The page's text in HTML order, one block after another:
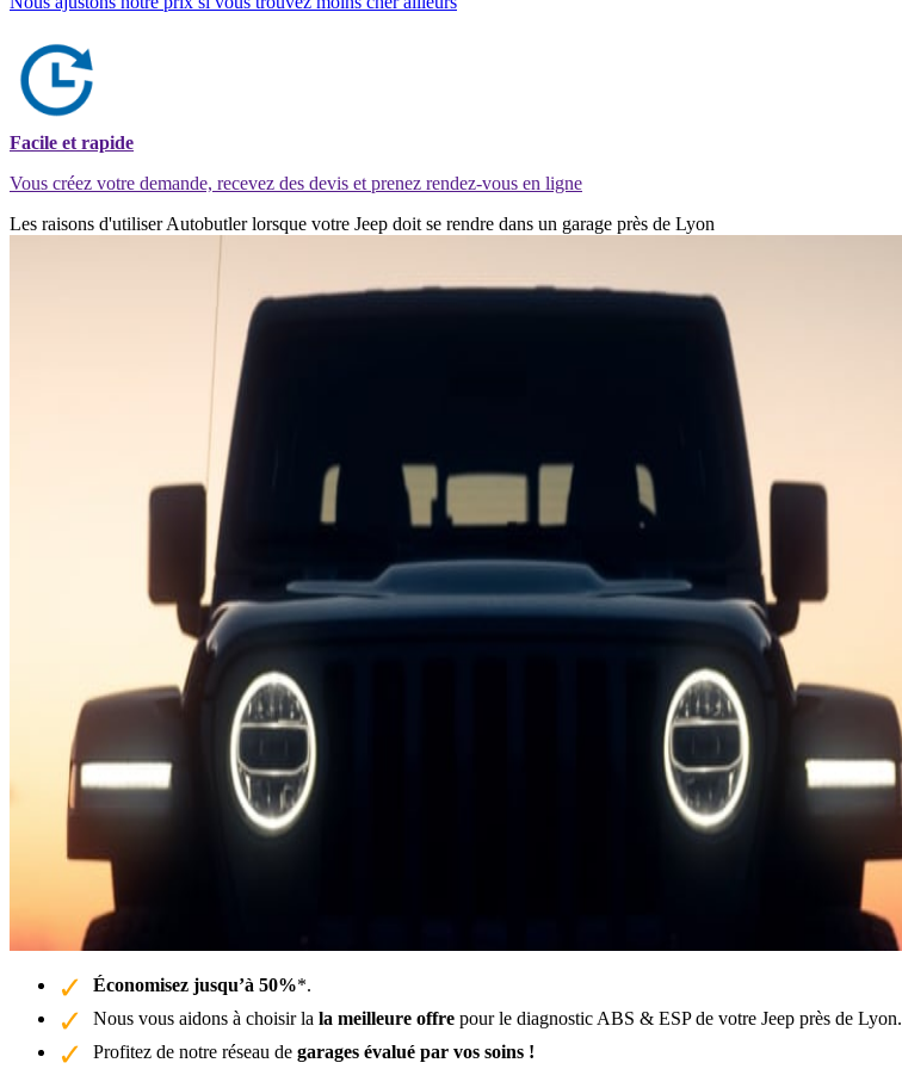
Facile et rapide
Vous créez votre demande, recevez des devis et prenez rendez-vous en ligne
Les raisons d'utiliser Autobutler lorsque votre Jeep doit se rendre dans un garage près de Lyon
Économisez jusqu’à 50%*.
Nous vous aidons à choisir la la meilleure offre pour le diagnostic ABS & ESP de votre Jeep près de Lyon.
Profitez de notre réseau de garages évalué par vos soins !